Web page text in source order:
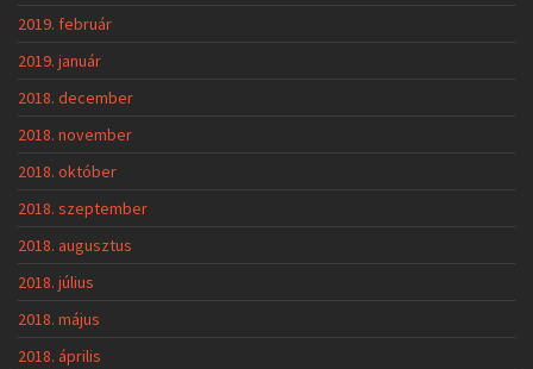
2019. február
2019. január
2018. december
2018. november
2018. október
2018. szeptember
2018. augusztus
2018. július
2018. május
2018. április